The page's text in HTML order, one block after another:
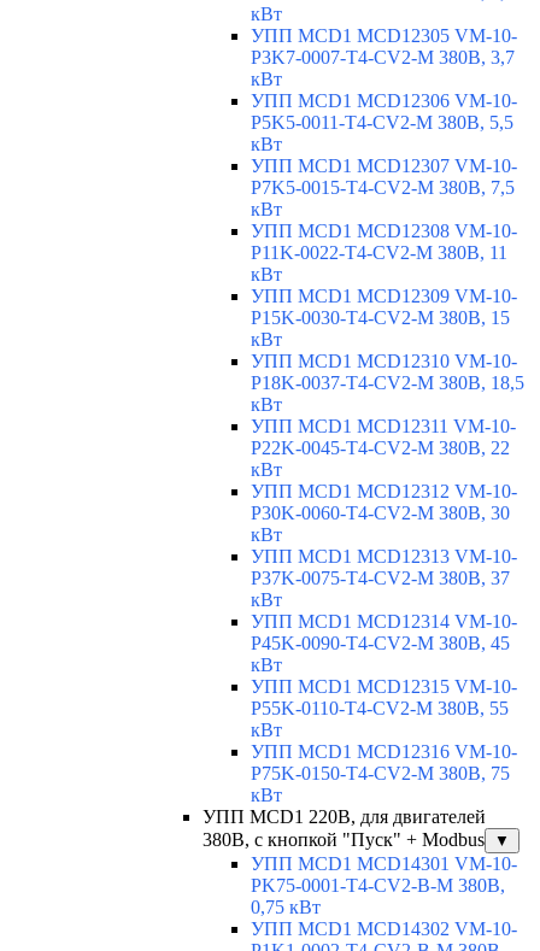
кВт
УПП MCD1 MCD12305 VM-10-
P3K7-0007-T4-CV2-M 380В, 3,7
кВт
УПП MCD1 MCD12306 VM-10-
P5K5-0011-T4-CV2-M 380В, 5,5
кВт
УПП MCD1 MCD12307 VM-10-
P7K5-0015-T4-CV2-M 380В, 7,5
кВт
УПП MCD1 MCD12308 VM-10-
P11K-0022-T4-CV2-M 380В, 11
кВт
УПП MCD1 MCD12309 VM-10-
P15K-0030-T4-CV2-M 380В, 15
кВт
УПП MCD1 MCD12310 VM-10-
P18K-0037-T4-CV2-M 380В, 18,5
кВт
УПП MCD1 MCD12311 VM-10-
P22K-0045-T4-CV2-M 380В, 22
кВт
УПП MCD1 MCD12312 VM-10-
P30K-0060-T4-CV2-M 380В, 30
кВт
УПП MCD1 MCD12313 VM-10-
P37K-0075-T4-CV2-M 380В, 37
кВт
УПП MCD1 MCD12314 VM-10-
P45K-0090-T4-CV2-M 380В, 45
кВт
УПП MCD1 MCD12315 VM-10-
P55K-0110-T4-CV2-M 380В, 55
кВт
УПП MCD1 MCD12316 VM-10-
P75K-0150-T4-CV2-M 380В, 75
кВт
УПП MCD1 220В, для двигателей
380В, с кнопкой "Пуск" + Modbus
▼
УПП MCD1 MCD14301 VM-10-
PK75-0001-T4-CV2-B-M 380В,
0,75 кВт
УПП MCD1 MCD14302 VM-10-